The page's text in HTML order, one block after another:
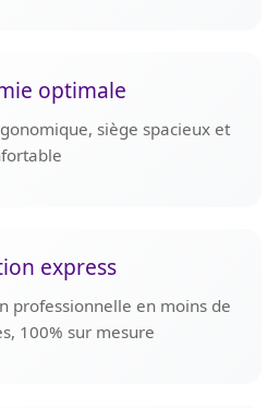
optimale
siège spacieux et
express
professionnelle en moins de
100% sur mesure